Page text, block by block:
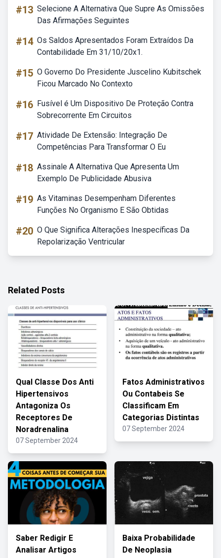
#13 Selecione A Alternativa Que Supre As Omissões
Das Afirmações Seguintes
#14 Os Saldos Apresentados Foram Extraídos Da
Contabilidade Em 31/10/20x1.
#15 O Governo Do Presidente Juscelino Kubitschek
Ficou Marcado No Contexto
#16 Fusível é Um Dispositivo De Proteção Contra
Sobrecorrente Em Circuitos
#17 Atividade De Extensão: Integração De
Competências Para Transformar O Eu
#18 Assinale A Alternativa Que Apresenta Um
Exemplo De Publicidade Abusiva
#19 As Vitaminas Desempenham Diferentes
Funções No Organismo E São Obtidas
#20 O Que Significa Alterações Inespecíficas Da
Repolarização Ventricular
Related Posts
Qual Classe Dos Anti
Hipertensivos
Antagoniza Os
Receptores De
Noradrenalina
07 September 2024
Fatos Administrativos
Ou Contabeis Se
Classificam Em
Categorias Distintas
07 September 2024
Saber Redigir E
Analisar Artigos
Baixa Probabilidade
De Neoplasia